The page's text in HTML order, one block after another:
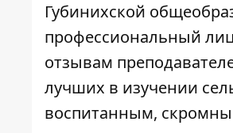
Губинихской
профессиональный
отзывам
лучших в изучении
воспитанным,